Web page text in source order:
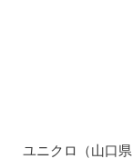
ユニクロ（山口